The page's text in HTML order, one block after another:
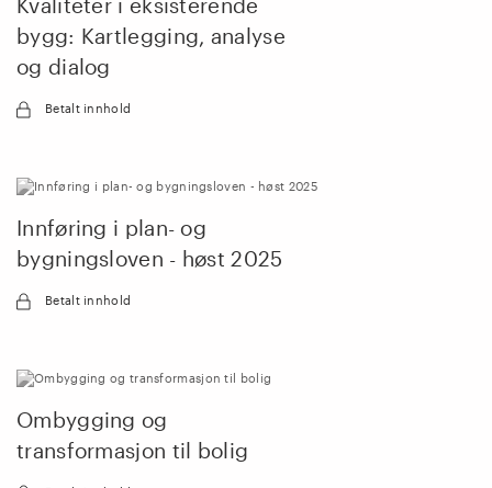
Kvaliteter i eksisterende
bygg: Kartlegging, analyse
og dialog
Betalt innhold
Innføring i plan- og
bygningsloven - høst 2025
Betalt innhold
Ombygging og
transformasjon til bolig